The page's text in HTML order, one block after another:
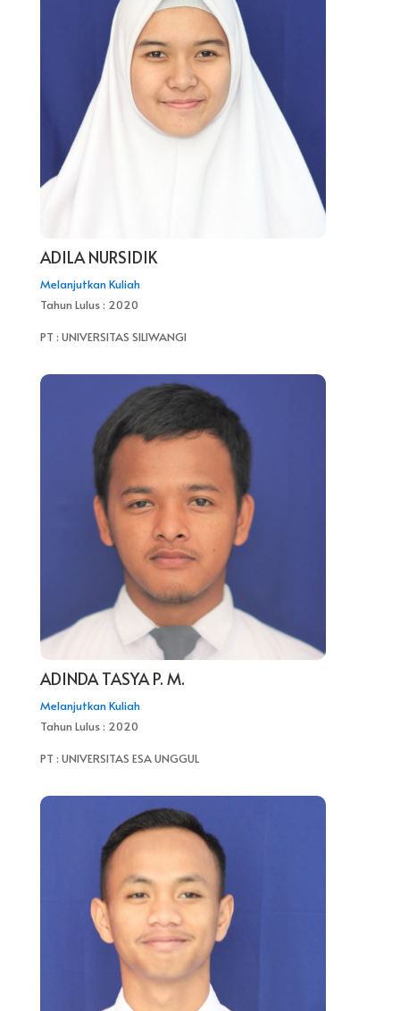
ADILA NURSIDIK
Melanjutkan Kuliah
Tahun Lulus : 2020
PT : UNIVERSITAS SILIWANGI
ADINDA TASYA P. M.
Melanjutkan Kuliah
Tahun Lulus : 2020
PT : UNIVERSITAS ESA UNGGUL